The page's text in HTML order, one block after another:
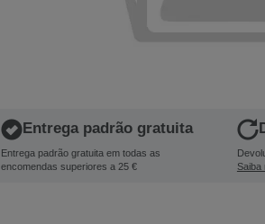
Entrega padrão gratuita
Entrega padrão gratuita em todas as
encomendas superiores a 25 €
Saiba